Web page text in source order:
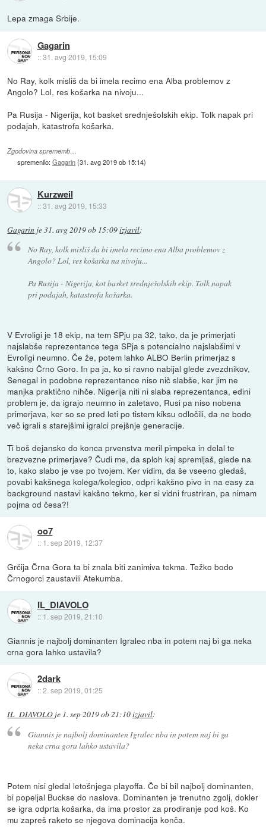
Lepa zmaga Srbije.
Gagarin
::31. avg 2019, 15:09
No Ray, kolk misliš da bi imela recimo ena Alba problemov z
Angolo? Lol, res košarka na nivoju...
Pa Rusija - Nigerija, kot basket srednješolskih ekip. Tolk napak pri
podajah, katastrofa košarka.
Zgodovina sprememb…
spremenilo:Gagarin(31. avg 2019 ob 15:14)
Kurzweil
::31. avg 2019, 15:33
Gagarin je31. avg 2019 ob 15:09izjavil:
No Ray, kolk misliš da bi imela recimo ena Alba problemov z
Angolo? Lol, res košarka na nivoju...
Pa Rusija - Nigerija, kot basket srednješolskih ekip. Tolk napak
pri podajah, katastrofa košarka.
V Evroligi je 18 ekip, na tem SPju pa 32, tako, da je primerjati
najslabše reprezentance tega SPja s potencialno najslabšimi v
Evroligi neumno. Če že, potem lahko ALBO Berlin primerjaz s
kakšno Črno Goro. In pa ja, ko si ravno nabijal glede zvezdnikov,
Senegal in podobne reprezentance niso nič slabše, ker jim ne
manjka praktično nihče. Nigerija niti ni slaba reprezentanca, edini
problem je, da igrajo neumno in zaletavo, Rusi pa niso nobena
primerjava, ker so se pred leti po tistem kiksu odločili, da ne bodo
več igrali s starejšimi igralci prejšnje generacije.
Ti boš dejansko do konca prvenstva meril pimpeka in delal te
brezvezne primerjave? Čudi me, da sploh kaj spremljaš, glede na
to, kako slabo je vse po tvojem. Ker vidim, da še vseeno gledaš,
povabi kakšnega kolega/kolegico, odpri kakšno pivo in na easy za
background nastavi kakšno tekmo, ker si vidni frustriran, pa nimam
pojma od česa?!
oo7
:: 1. sep 2019, 12:37
Grčija Črna Gora ta bi znala biti zanimiva tekma. Težko bodo
Črnogorci zaustavili Atekumba.
IL_DIAVOLO
:: 1. sep 2019, 21:10
Giannis je najbolj dominanten Igralec nba in potem naj bi ga neka
crna gora lahko ustavila?
2dark
::2. sep 2019, 01:25
IL_DIAVOLO je 1. sep 2019 ob 21:10izjavil:
Giannis je najbolj dominanten Igralec nba in potem naj bi ga
neka crna gora lahko ustavila?
Potem nisi gledal letošnjega playoffa. Če bi bil najbolj dominanten,
bi popeljal Buckse do naslova. Dominanten je trenutno zgolj, dokler
se igra odprta košarka, da ima prostor za prodiranje pod koš. Ko
mu zapreš raketo se njegova dominacija konča.